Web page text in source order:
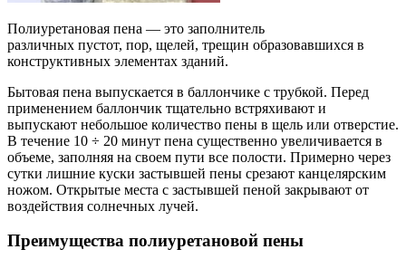
Полиуретановая пена — это заполнитель
различных пустот, пор, щелей, трещин образовавшихся в
конструктивных элементах зданий.
Бытовая пена выпускается в баллончике с трубкой. Перед
применением баллончик тщательно встряхивают и
выпускают небольшое количество пены в щель или отверстие.
В течение 10 ÷ 20 минут пена существенно увеличивается в
объеме, заполняя на своем пути все полости. Примерно через
сутки лишние куски застывшей пены срезают канцелярским
ножом. Открытые места с застывшей пеной закрывают от
воздействия солнечных лучей.
Преимущества полиуретановой пены